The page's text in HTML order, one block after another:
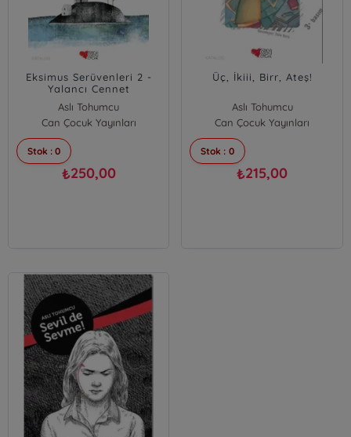
Eksimus Serüvenleri 2 -
Yalancı Cennet
Aslı Tohumcu
Can Çocuk Yayınları
Stok : 0
₺250,00
Üç, İkiii, Birr, Ateş!
Aslı Tohumcu
Can Çocuk Yayınları
Stok : 0
₺215,00